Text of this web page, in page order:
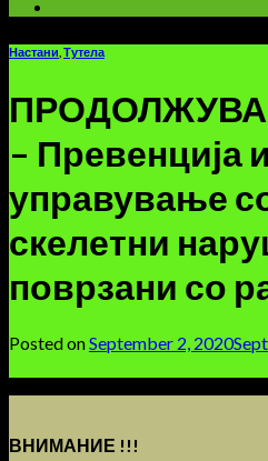
Настани Тутела
– Превенција и
управување
скелетни
поврзани со
Posted onSeptember 2, 2020
ВНИМАНИЕ !!!